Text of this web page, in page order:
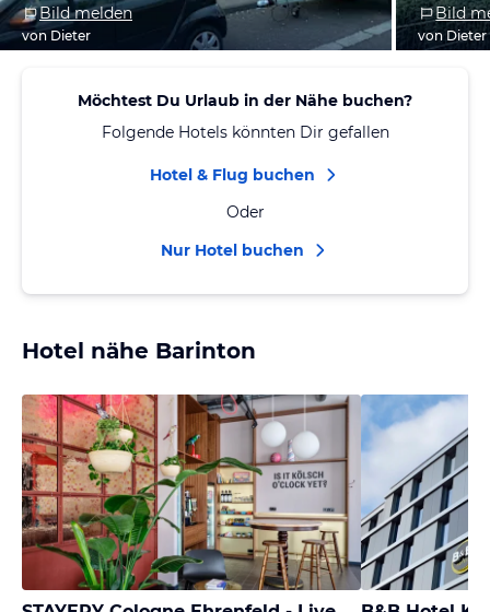
Bild melden
von Dieter
Bild
von Dieter
Möchtest Du Urlaub in der Nähe buchen?
Folgende Hotels könnten Dir gefallen
Hotel & Flug buchen
Oder
Nur Hotel buchen
Hotel nähe Barinton